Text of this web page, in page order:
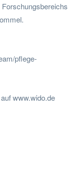
pflege-
www.wido.de